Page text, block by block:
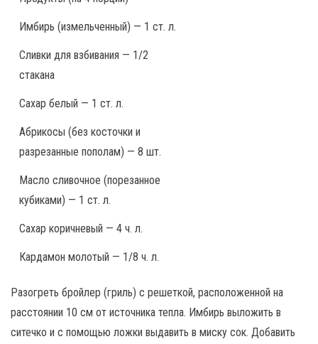
Имбирь (измельченный) — 1 ст. л.
Сливки для взбивания — 1/2
стакана
Сахар белый — 1 ст. л.
Абрикосы (без косточки и
разрезанные пополам) — 8 шт.
Масло сливочное (порезанное
кубиками) — 1 ст. л.
Сахар коричневый — 4 ч. л.
Кардамон молотый — 1/8 ч. л.
Разогреть бройлер (гриль) с решеткой, расположенной на
расстоянии 10 см от источника тепла. Имбирь выложить в
ситечко и с помощью ложки выдавить в миску сок. Добавить